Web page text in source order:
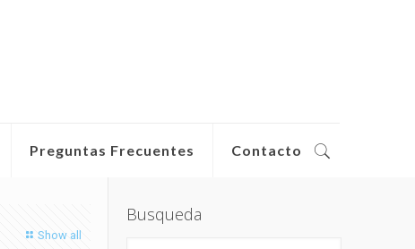
Preguntas Frecuentes Contacto
Show all
Busqueda